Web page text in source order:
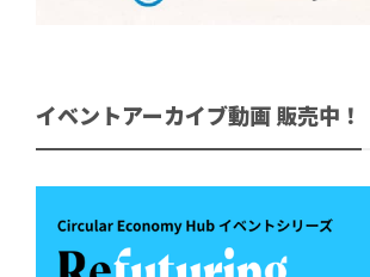
イベントアーカイブ動画 販売中！